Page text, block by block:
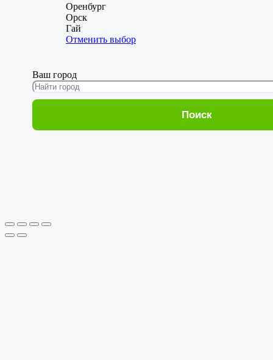
Оренбург
Орск
Гай
Отменить выбор
Ваш город
Поиск